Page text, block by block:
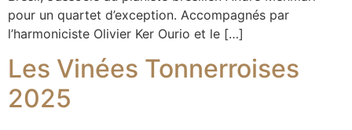
pour un quartet d’exception. Accompagnés par
l’harmoniciste Olivier Ker Ourio et le […]
Les Vinées Tonnerroises
2025